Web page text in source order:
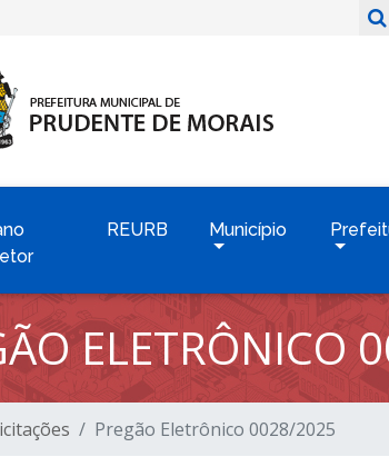
REURB Município
ELETRÔNICO
Pregão Eletrônico 0028/2025